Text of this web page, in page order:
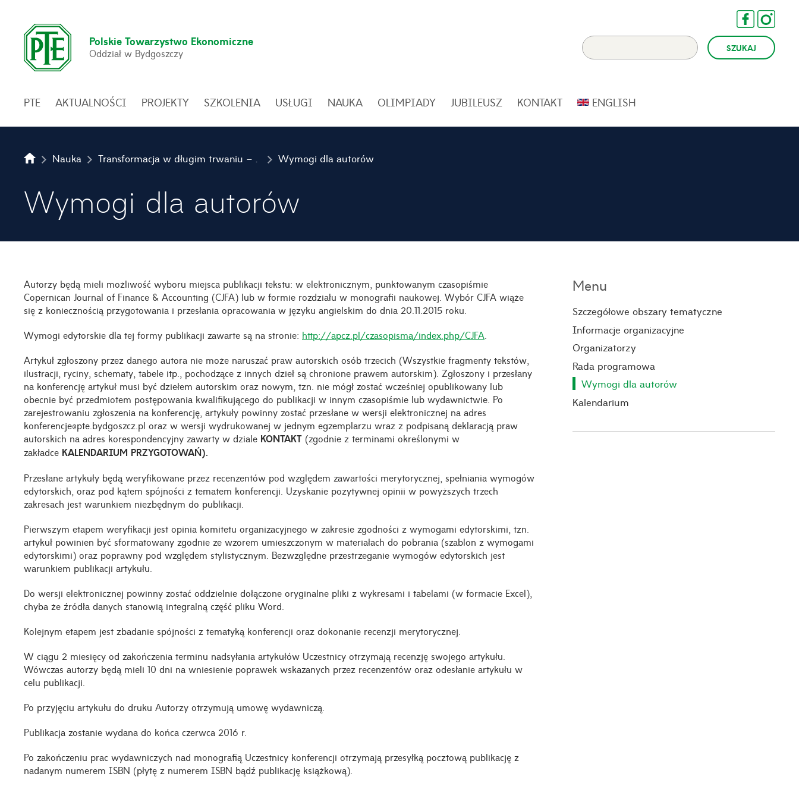
Polskie Towarzystwo Ekonomiczne
Oddział w Bydgoszczy
PTE AKTUALNOŚCI PROJEKTY SZKOLENIA USŁUGI NAUKA OLIMPIADY JUBILEUSZ KONTAKT ENGLISH
Nauka Transformacja w długim trwaniu – wymiar społeczno-gospodarczy. Doświadczenia Polski Wymogi dla autorów
Wymogi dla autorów
Autorzy będą mieli możliwość wyboru miejsca publikacji tekstu: w elektronicznym, punktowanym czasopiśmie
Copernican Journal of Finance & Accounting (CJFA) lub w formie rozdziału w monografii naukowej. Wybór CJFA wiąże
się z koniecznością przygotowania i przesłania opracowania w języku angielskim do dnia 20.11.2015 roku.
Wymogi edytorskie dla tej formy publikacji zawarte są na stronie: http://apcz.pl/czasopisma/index.php/CJFA
Artykuł zgłoszony przez danego autora nie może naruszać praw autorskich osób trzecich (Wszystkie fragmenty tekstów,
ilustracji, ryciny, schematy, tabele itp., pochodzące z innych dzieł są chronione prawem autorskim). Zgłoszony i przesłany
na konferencję artykuł musi być dziełem autorskim oraz nowym, tzn. nie mógł zostać wcześniej opublikowany lub
obecnie być przedmiotem postępowania kwalifikującego do publikacji w innym czasopiśmie lub wydawnictwie. Po
zarejestrowaniu zgłoszenia na konferencję, artykuły powinny zostać przesłane w wersji elektronicznej na adres
konferencje@pte.bydgoszcz.pl oraz w wersji wydrukowanej w jednym egzemplarzu wraz z podpisaną deklaracją praw
autorskich na adres korespondencyjny zawarty w dziale KONTAKT (zgodnie z terminami określonymi w
zakładce KALENDARIUM PRZYGOTOWAŃ).
Przesłane artykuły będą weryfikowane przez recenzentów pod względem zawartości merytorycznej, spełniania wymogów
edytorskich, oraz pod kątem spójności z tematem konferencji. Uzyskanie pozytywnej opinii w powyższych trzech
zakresach jest warunkiem niezbędnym do publikacji.
Pierwszym etapem weryfikacji jest opinia komitetu organizacyjnego w zakresie zgodności z wymogami edytorskimi, tzn.
artykuł powinien być sformatowany zgodnie ze wzorem umieszczonym w materiałach do pobrania (szablon z wymogami
edytorskimi) oraz poprawny pod względem stylistycznym. Bezwzględne przestrzeganie wymogów edytorskich jest
warunkiem publikacji artykułu.
Do wersji elektronicznej powinny zostać oddzielnie dołączone oryginalne pliki z wykresami i tabelami (w formacie Excel),
chyba że źródła danych stanowią integralną część pliku Word.
Kolejnym etapem jest zbadanie spójności z tematyką konferencji oraz dokonanie recenzji merytorycznej.
W ciągu 2 miesięcy od zakończenia terminu nadsyłania artykułów Uczestnicy otrzymają recenzję swojego artykułu.
Wówczas autorzy będą mieli 10 dni na wniesienie poprawek wskazanych przez recenzentów oraz odesłanie artykułu w
celu publikacji.
Po przyjęciu artykułu do druku Autorzy otrzymują umowę wydawniczą.
Publikacja zostanie wydana do końca czerwca 2016 r.
Po zakończeniu prac wydawniczych nad monografią Uczestnicy konferencji otrzymają przesyłką pocztową publikację z
nadanym numerem ISBN (płytę z numerem ISBN bądź publikację książkową).
Menu
Szczegółowe obszary tematyczne
Informacje organizacyjne
Organizatorzy
Rada programowa
Wymogi dla autorów
Kalendarium